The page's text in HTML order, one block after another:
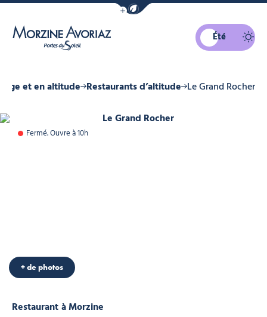
Afficher la barre de navigation du
Été
et en altitude Restaurants d’altitude Le Grand Rocher
Restaurantà Morzine
Le Grand Rocher, © Le Grand
+ de photos
Fermé. Ouvre à 10h